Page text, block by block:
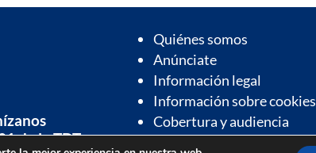
de la TDT
Quiénes somos
Anúnciate
Información legal
Información sobre cookies
Cobertura y audiencia